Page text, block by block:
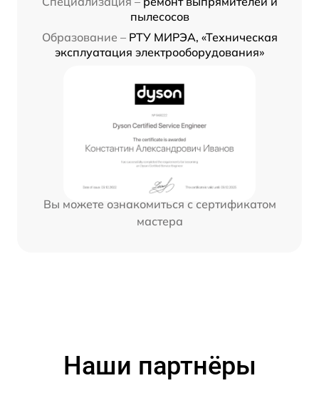
пылесосов
Образование – РТУ МИРЭА, «Техническая
эксплуатация электрооборудования»
Вы можете ознакомиться с сертификатом
мастера
Наши партнёры